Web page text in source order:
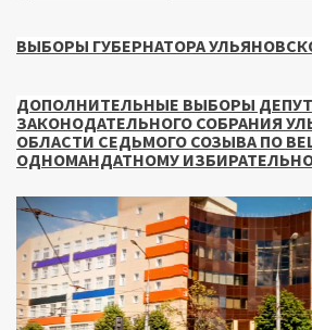
ВЫБОРЫ ГУБЕРНАТОРА
ДОПОЛНИТЕЛЬНЫЕ ВЫБОРЫ
ЗАКОНОДАТЕЛЬНОГО СОБРАНИЯ
ОБЛАСТИ СЕДЬМОГО СОЗЫВА ПО
ОДНОМАНДАТНОМУ